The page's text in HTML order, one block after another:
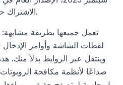
الاشتراك حوالي 19.90 دولارًا في الشهر.
تعمل جميعها بطريقة مشابهة:
لقطات الشاشة وأوامر
وينتقل عبر الروابط بدلاً منك.
صداعًا لأنظمة مكافحة